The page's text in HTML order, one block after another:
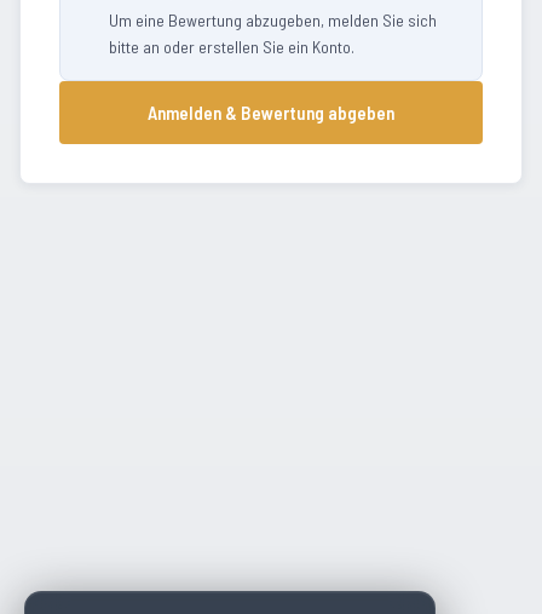
Um eine Bewertung abzugeben, melden Sie sich
bitte an oder erstellen Sie ein Konto.
Anmelden & Bewertung abgeben